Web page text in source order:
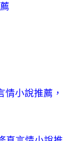
小說推薦，